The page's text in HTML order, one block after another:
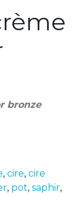
bronze
, cire, cire
, pot, saphir,